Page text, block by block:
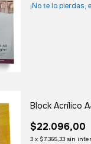
¡No te lo pierdas,
Block Acrílico
$22.096,00
3 x $7.365,33 sin